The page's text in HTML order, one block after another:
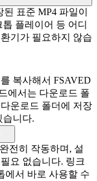
표준 MP4 파일이
플레이어 등 어디
기가 필요하지 않습
복사해서 FSAVED
에서는 다운로드 폴
운로드 폴더에 저장
습니다.
전히 작동하며, 설
요 없습니다. 링크
에서 바로 사용할 수